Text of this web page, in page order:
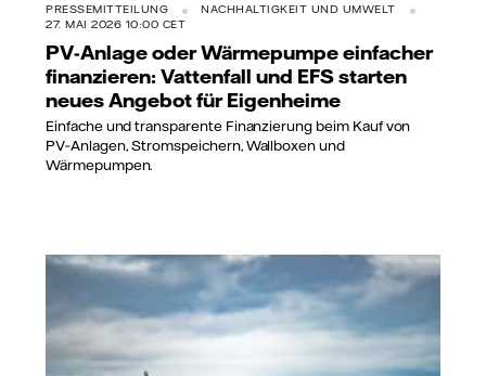
PRESSEMITTEILUNG
NACHHALTIGKEIT UND UMWELT
27. MAI 2026 10:00 CET
PV-Anlage oder Wärmepumpe einfacher
finanzieren: Vattenfall und EFS starten
neues Angebot für Eigenheime
Einfache und transparente Finanzierung beim Kauf von
PV‑Anlagen, Stromspeichern, Wallboxen und
Wärmepumpen.